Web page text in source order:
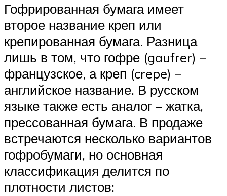
Гофрированная бумага имеет
второе название креп или
крепированная бумага. Разница
лишь в том, что гофре (gaufrer) –
французское, а креп (crepe) –
английское название. В русском
языке также есть аналог – жатка,
прессованная бумага. В продаже
встречаются несколько вариантов
гофробумаги, но основная
классификация делится по
плотности листов: